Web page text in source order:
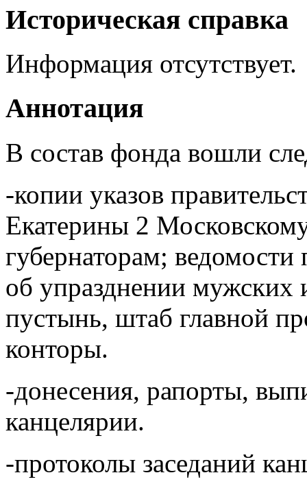
Историческая справка
Информация отсутствует.
Аннотация
В состав фонда вошли
-копии указов
Екатерины 2
губернаторам;
об упразднении мужских
пустынь, штаб главной
конторы.
-донесения, рапорты,
канцелярии.
-протоколы заседаний